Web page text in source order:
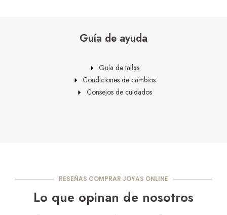
Guía de ayuda
Guía de tallas
Condiciones de cambios
Consejos de cuidados
RESEÑAS COMPRAR JOYAS ONLINE
Lo que opinan de nosotros